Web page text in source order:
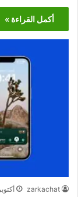
أكمل القراءة »
zarkachat أكتوبر 29, 2023